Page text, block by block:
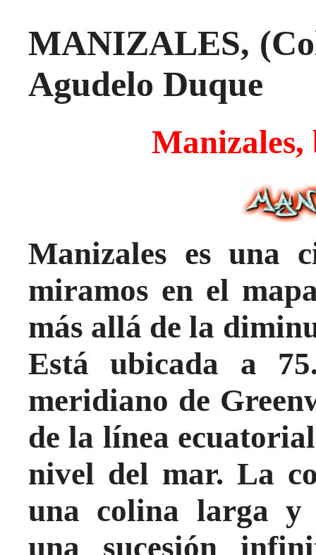
MANIZALES,
Agudelo Duque
Manizales,
Manizales es una
miramos en el
más allá de la
Está ubicada a
meridiano de
de la línea
nivel del mar. La
una colina larga y
una sucesión